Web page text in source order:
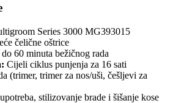
Series 3000 MG393015
čelične oštrice
60 minuta bežičnog rada
Cijeli ciklus punjenja za 16 sati
(trimer, trimer za nos/uši, češljevi za
stilizovanje brade i šišanje kose